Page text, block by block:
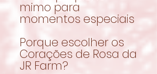
mimo para
momentos especiais
Porque escolher os
Corações de Rosa da
JR Farm?